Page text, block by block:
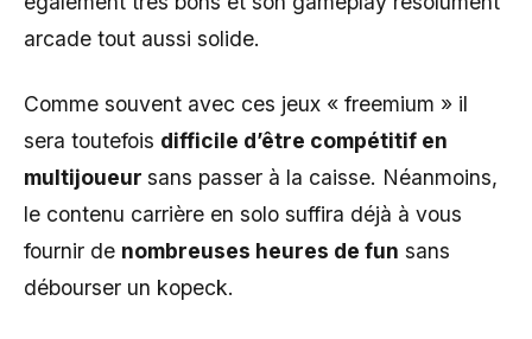
arcade tout aussi solide.
Comme souvent avec ces jeux « freemium » il
sera toutefois difficile d’être compétitif en
multijoueur sans passer à la caisse. Néanmoins,
le contenu carrière en solo suffira déjà à vous
fournir de nombreuses heures de fun sans
débourser un kopeck.